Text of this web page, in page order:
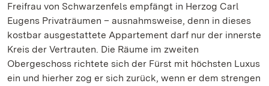
Freifrau von Schwarzenfels empfängt in Herzog Carl
Eugens Privaträumen – ausnahmsweise, denn in dieses
kostbar ausgestattete Appartement darf nur der innerste
Kreis der Vertrauten. Die Räume im zweiten
Obergeschoss richtete sich der Fürst mit höchsten Luxus
ein und hierher zog er sich zurück, wenn er dem strengen